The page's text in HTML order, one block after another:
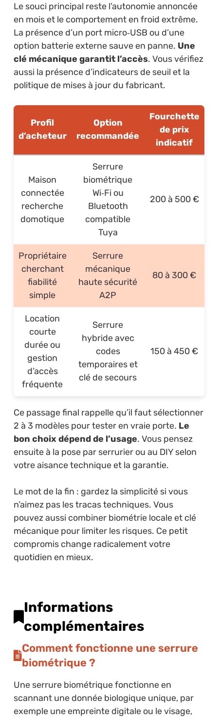
Le souci principal reste l’autonomie annoncée
en mois et le comportement en froid extrême.
La présence d’un port micro‑USB ou d’une
option batterie externe sauve en panne. Une
clé mécanique garantit l’accès. Vous vérifiez
aussi la présence d’indicateurs de seuil et la
politique de mises à jour du fabricant.
Profil
d’acheteur
Option
recommandée
Fourchette
de prix
indicatif
Maison
connectée
recherche
domotique
Serrure
biométrique
Wi‑Fi ou
Bluetooth
compatible
Tuya
200 à 500 €
Propriétaire
cherchant
fiabilité
simple
Serrure
mécanique
haute sécurité
A2P
80 à 300 €
Location
courte
durée ou
gestion
d’accès
fréquente
Serrure
hybride avec
codes
temporaires et
clé de secours
150 à 450 €
Ce passage final rappelle qu’il faut sélectionner
2 à 3 modèles pour tester en vraie porte. Le
bon choix dépend de l’usage. Vous pensez
ensuite à la pose par serrurier ou au DIY selon
votre aisance technique et la garantie.
Le mot de la fin : gardez la simplicité si vous
n’aimez pas les tracas techniques. Vous
pouvez aussi combiner biométrie locale et clé
mécanique pour limiter les risques. Ce petit
compromis change radicalement votre
quotidien en mieux.
Informations
complémentaires
Comment fonctionne une serrure
biométrique ?
Une serrure biométrique fonctionne en
scannant une donnée biologique unique, par
exemple une empreinte digitale ou le visage,